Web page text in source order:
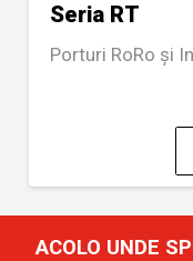
Seria RT
Porturi RoRo și
ACOLO UNDE